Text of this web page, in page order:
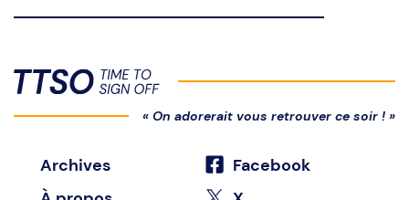
« On adorerait vous retrouver ce soir ! »
Archives
Facebook